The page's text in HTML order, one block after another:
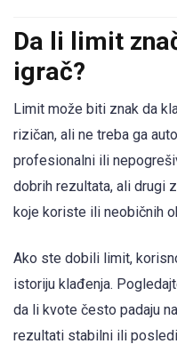
Da li limit
igrač?
Limit može biti znak da
rizičan, ali ne treba ga
profesionalni ili
dobrih rezultata, ali drugi
koje koriste ili neobičnih
Ako ste dobili limit,
istoriju klađenja.
da li kvote često padaju
rezultati stabilni ili